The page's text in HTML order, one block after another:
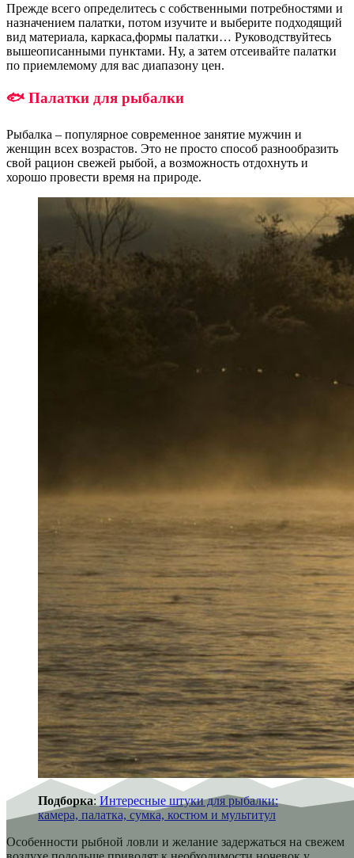
Прежде всего определитесь с собственными потребностями и
назначением палатки, потом изучите и выберите подходящий
вид материала, каркаса,формы палатки… Руководствуйтесь
вышеописанными пунктами. Ну, а затем отсеивайте палатки
по приемлемому для вас диапазону цен.
🐟 Палатки для рыбалки
Рыбалка – популярное современное занятие мужчин и
женщин всех возрастов. Это не просто способ разнообразить
свой рацион свежей рыбой, а возможность отдохнуть и
хорошо провести время на природе.
Подборка: Интересные штуки для рыбалки:
камера, палатка, сумка, костюм и мультитул
Особенности рыбной ловли и желание задержаться на свежем